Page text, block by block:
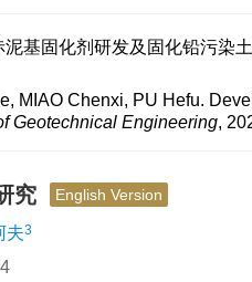
基固化剂研发及固化铅污染
MIAO Chenxi, PU Hefu.
Geotechnical Engineering,
究 English Version
夫3